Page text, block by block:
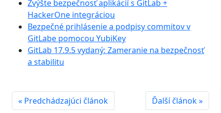
Zvýšte bezpečnosť aplikácií s GitLab +
HackerOne integráciou
Bezpečné prihlásenie a podpisy commitov v
GitLabe pomocou YubiKey
GitLab 17.9.5 vydaný: Zameranie na bezpečnosť
a stabilitu
« Predchádzajúci článok Ďalší článok »